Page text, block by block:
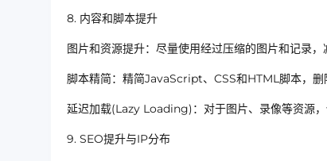
8. 内容和脚本提升
图片和资源提升：尽量使用经过压缩的图片和记录，
脚本精简：精简JavaScript、CSS和HTML脚本，删
延迟加载(Lazy Loading)：对于图片、录像等资源
9. SEO提升与IP分布